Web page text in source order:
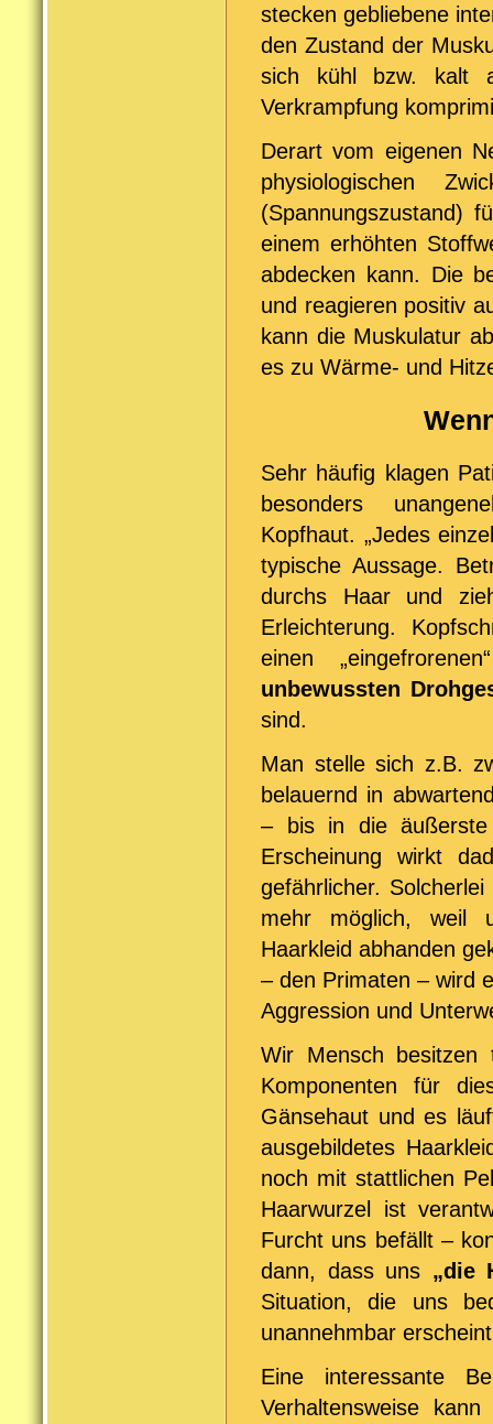
stecken gebliebene
den Zustand der
sich kühl bzw. kalt
Verkrampfung
Derart vom eigenen
physiologischen
(Spannungszustand)
einem erhöhten
abdecken kann. Die
und reagieren positiv
kann die Muskulatur
es zu Wärme- und
Sehr häufig klagen
besonders
Kopfhaut. „Jedes
typische Aussage.
durchs Haar und
Erleichterung.
einen
unbewussten
sind.
Man stelle sich z.B.
belauernd in
– bis in die äußerste
Erscheinung wirkt
gefährlicher.
mehr möglich, weil
Haarkleid abhanden
– den Primaten – wird
Aggression und
Wir Mensch besitzen
Komponenten für
Gänsehaut und es
ausgebildetes
noch mit stattlichen
Haarwurzel ist
Furcht uns befällt –
dann, dass uns „die
Situation, die uns
unannehmbar
Eine interessante
Verhaltensweise